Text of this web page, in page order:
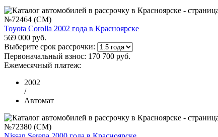
№72464 (CM)
Toyota Corolla 2002 года в Красноярске
569 000 руб.
Выберите срок рассрочки:
Первоначальный взнос: 170 700 руб.
Ежемесячный платеж:
2002
/
Автомат
№72380 (CM)